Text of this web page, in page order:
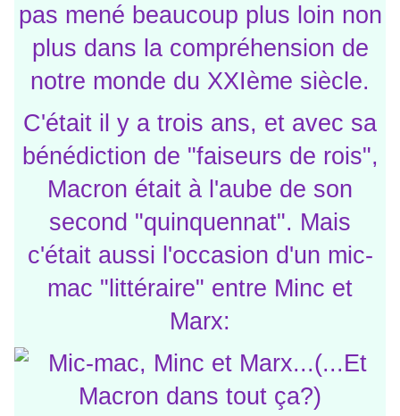
pas mené beaucoup plus loin non
plus dans la compréhension de
notre monde du XXIème siècle.
C'était il y a trois ans, et avec sa
bénédiction de "faiseurs de rois",
Macron était à l'aube de son
second "quinquennat". Mais
c'était aussi l'occasion d'un mic-
mac "littéraire" entre Minc et
Marx: